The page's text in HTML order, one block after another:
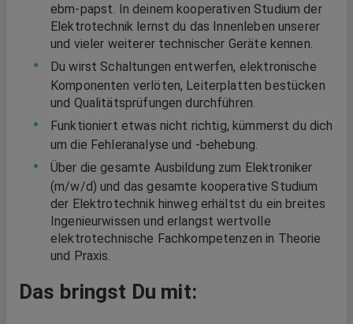
ebm‑papst. In deinem kooperativen Studium der
Elektrotechnik lernst du das Innenleben unserer
und vieler weiterer technischer Geräte kennen.
Du wirst Schaltungen entwerfen, elektronische
Komponenten verlöten, Leiterplatten bestücken
und Qualitätsprüfungen durchführen.
Funktioniert etwas nicht richtig, kümmerst du dich
um die Fehleranalyse und -behebung.
Über die gesamte Ausbildung zum Elektroniker
(m/w/d) und das gesamte kooperative Studium
der Elektrotechnik hinweg erhältst du ein breites
Ingenieurwissen und erlangst wertvolle
elektrotechnische Fachkompetenzen in Theorie
und Praxis.
Das bringst Du mit: